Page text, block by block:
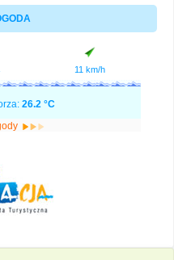
11 km/h
26.2 °C